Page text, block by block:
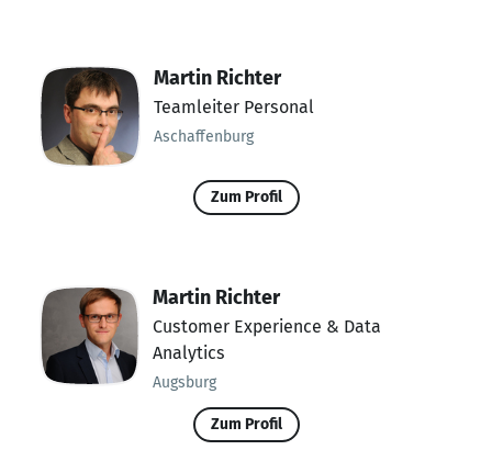
Martin Richter
Teamleiter Personal
Aschaffenburg
Zum Profil
Martin Richter
Customer Experience & Data
Analytics
Augsburg
Zum Profil